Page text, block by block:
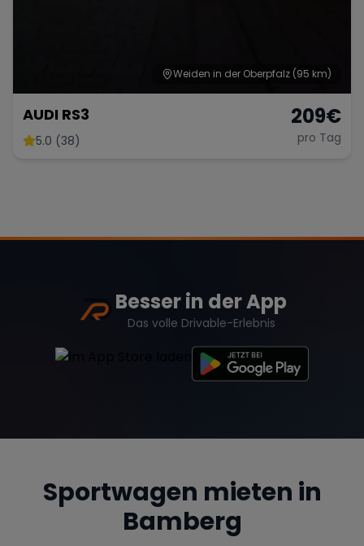
Weiden in der Oberpfalz (95 km)
AUDI RS3
5.0 (38)
209€
pro Tag
Besser in der App
Das volle Drivable-Erlebnis
Sportwagen mieten in
Bamberg